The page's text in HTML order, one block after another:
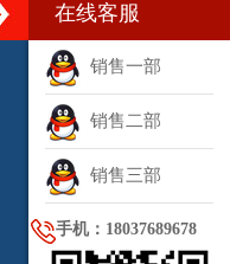
在线客服
销售一部
销售二部
销售三部
手机：18037689678